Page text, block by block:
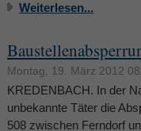
Weiterlesen...
Montag, 19. März 2012
KREDENBACH. In der
unbekannte Täter die
508 zwischen Ferndorf